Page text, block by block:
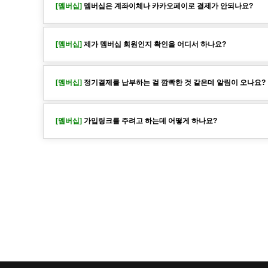
[멤버십] 멤버십은 계좌이체나 카카오페이로 결제가 안되나요?
[멤버십] 제가 멤버십 회원인지 확인을 어디서 하나요?
[멤버십] 정기결제를 납부하는 걸 깜빡한 것 같은데 알림이 오나요?
[멤버십] 가입링크를 주려고 하는데 어떻게 하나요?